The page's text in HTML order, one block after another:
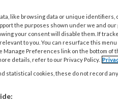
in
Kok,
like browsing data or unique identifiers,
the purposes shown under we and
your consent will disable them. If
to you. You can resurface this
Preferences link on the bottom of
details, refer to our Privacy Policy.
statistical cookies, these do not record